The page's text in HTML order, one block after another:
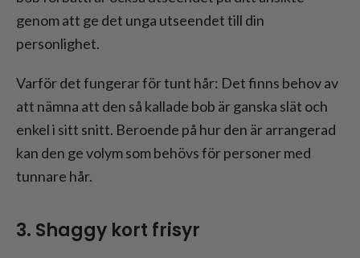
genom att ge det unga utseendet till din
personlighet.
Varför det fungerar för tunt hår: Det finns behov av
att nämna att den så kallade bob är ganska slät och
enkel i sitt snitt. Beroende på hur den är arrangerad
kan den ge volym som behövs för personer med
tunnare hår.
3. Shaggy kort frisyr